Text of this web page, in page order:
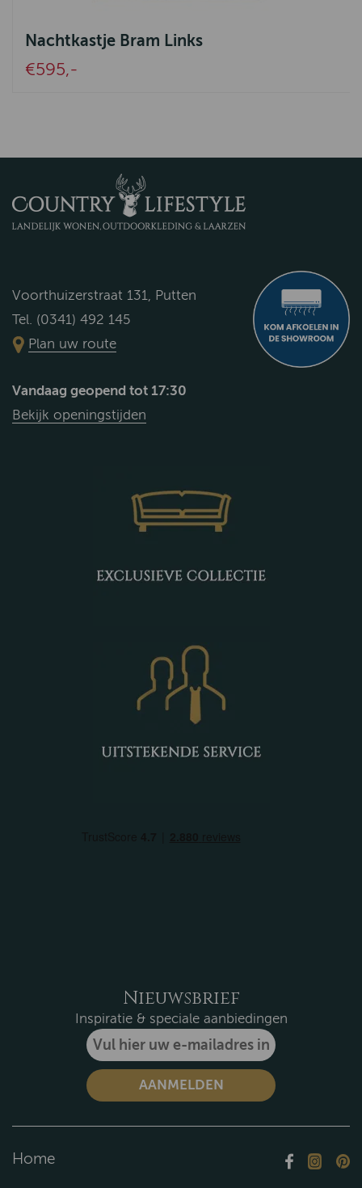
Nachtkastje Bram Links
€595,-
Voorthuizerstraat 131, Putten
Tel. (0341) 492 145
Plan uw route
Vandaag geopend tot 17:30
Bekijk openingstijden
Nieuwsbrief
Inspiratie & speciale aanbiedingen
Home